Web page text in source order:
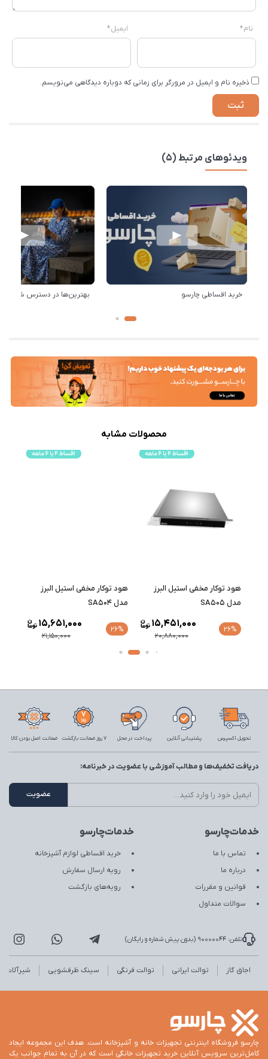
نام* ایمیل*
ذخیره نام و ایمیل در مرورگر برای زمانی که دوباره دیدگاهی می‌نویسم.
ویدئوهای مرتبط (5)
خرید اقساطی چارسو بهترین‌ها در دسترس
محصولات مشابه
هود توکار مخفی استیل البرز
مدل SA505
26%
20,880,000
15,451,000
هود توکار مخفی استیل البرز
مدل SA504
26%
21,150,000
15,651,000
تحویل اکسپرس پشتیبانی آنلاین پرداخت در محل 7 روز ضمانت بازگشت ضمانت اصل بودن کالا
خدمات‌چارسو
تماس با ما
درباره ما
قوانین و مقررات
سوالات متداول
خدمات‌چارسو
خرید اقساطی لوازم آشپزخانه
رویه ارسال سفارش
رویه‌های بازگشت
دریافت تخفیف‌ها و مطالب آموزشی با عضویت در خبرنامه:
تلفن: 90000044 (بدون پیش شماره و رایگان)
اجاق گاز توالت ایرانی توالت فرنگی سینک ظرفشویی شیرآلات
چارسو فروشگاه اینترنتی تجهیزات خانه و آشپزخانه است. هدف این مجموعه ایجاد
کامل‌ترین سرویس آنلاین خرید تجهیزات خانگی است که در آن به تمام جوانب یک